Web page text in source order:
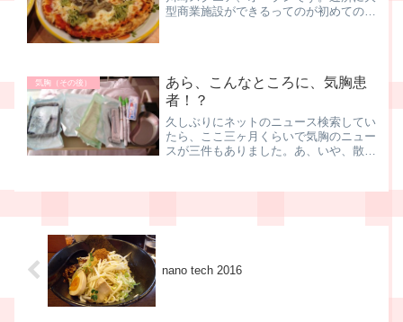
型商業施設ができるってのが初めてのこ
気胸（その後）
あら、こんなところに、気胸患
者！？
久しぶりにネットのニュース検索してい
たら、ここ三ヶ月くらいで気胸のニュー
スが三件もありました。あ、いや、散見
オ五輪への4年計画は順調」競歩の谷井
nano tech 2016